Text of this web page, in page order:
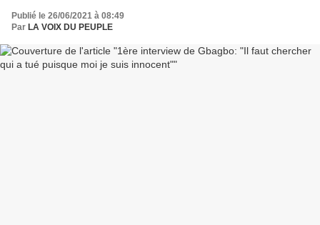
Publié le 26/06/2021 à 08:49
Par LA VOIX DU PEUPLE